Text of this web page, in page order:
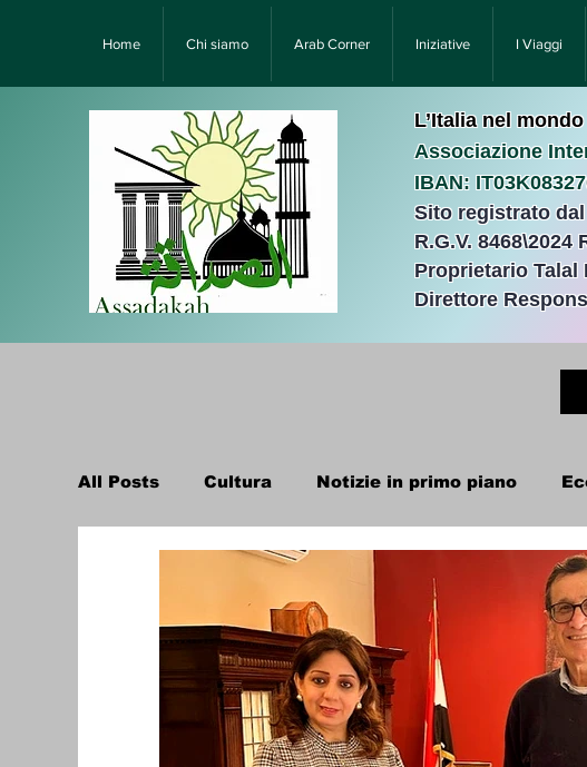
Home Chi siamo Arab Corner Iniziative I Viaggi
L’Italia nel
Associazione
IBAN:
Sito registrato
R.G.V. 8468\2024
Proprietario Talal
Direttore
All Posts Cultura Notizie in primo piano
Նորություններ/Notizie Armene Comunicati
Migrazione e Rifugiati Sport Solidarietà
Mostre Festività Eventi